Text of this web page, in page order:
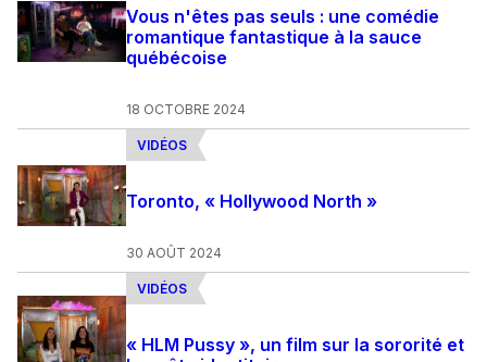
Vous n'êtes pas seuls : une comédie
romantique fantastique à la sauce
québécoise
18 OCTOBRE 2024
VIDÉOS
Toronto, « Hollywood North »
30 AOÛT 2024
VIDÉOS
« HLM Pussy », un film sur la sororité et